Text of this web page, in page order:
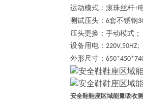
运动模式：滚珠丝杆+
测试压头： 6套不锈钢
压头更换：手动模式；
设备用电： 220V,50HZ;
外形尺寸：
安全鞋鞋座区域能量吸收